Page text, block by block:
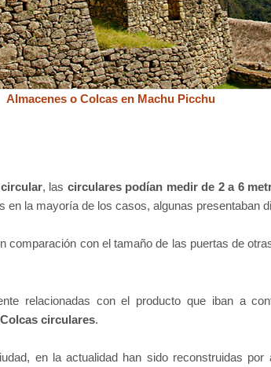
Almacenes o Colcas en Machu Picchu
, las circulares podían medir de 2 a 6
en la mayoría de los casos, algunas presentaban
comparación con el tamaño de las puertas de
relacionadas con el producto que iban a
circulares.
en la actualidad han sido reconstruidas